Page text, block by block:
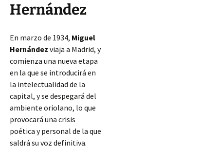
Hernández
En marzo de 1934, Miguel
Hernández viaja a Madrid, y
comienza una nueva etapa
en la que se introducirá en
la intelectualidad de la
capital, y se despegará del
ambiente oriolano, lo que
provocará una crisis
poética y personal de la que
saldrá su voz definitiva.